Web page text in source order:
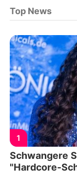
Top News
1
Schwangere
"Hardcore-